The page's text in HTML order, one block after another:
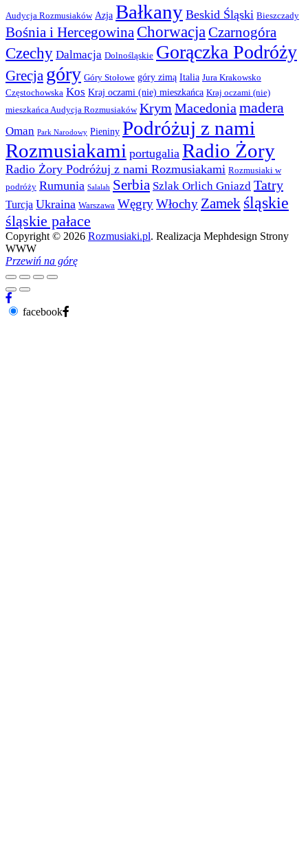
Audycja Rozmusiaków Azja Bałkany Beskid Śląski Bieszczady
Bośnia i Hercegowina ChorwacjaCzarnogóra
Czechy Dalmacja Dolnośląskie Gorączka Podróży
Grecja góry Góry Stołowe góry zimą Italia Jura Krakowsko
Częstochowska Kos Kraj oczami (nie) mieszkańca Kraj oczami (nie)
mieszkańca Audycja Rozmusiaków Krym Macedonia madera
Oman Park Narodowy Pieniny Podróżuj z nami
Rozmusiakami portugalia Radio Żory
Radio Żory Podróżuj z nami Rozmusiakami Rozmusiaki w
podróży Rumunia Salalah Serbia Szlak Orlich Gniazd Tatry
Turcja Ukraina Warszawa WęgryWłochy Zamek śląskie
śląskie pałace
Copyright © 2026 Rozmusiaki.pl. Realizacja Mephdesign Strony
WWW
Przewiń na górę
facebook